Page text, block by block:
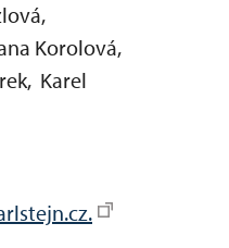
Korolová,
Karel